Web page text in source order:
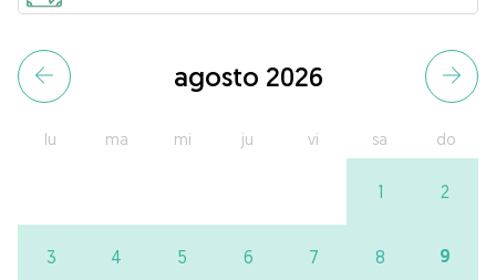
agosto 2026
lu ma mi ju vi sa do
1 2
3 4 5 6 7 8 9